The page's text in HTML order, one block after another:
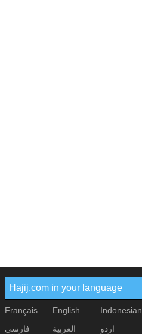
Hajij.com in your language
Français English Indonesian
فارسی
العربیة اردو